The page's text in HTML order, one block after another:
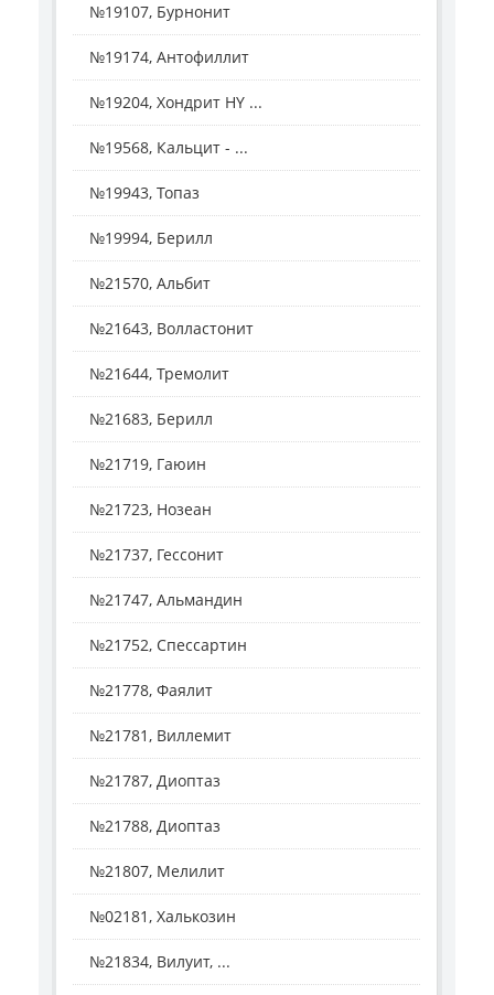
№19107, Бурнонит
№19174, Антофиллит
№19204, Хондрит HY ...
№19568, Кальцит - ...
№19943, Топаз
№19994, Берилл
№21570, Альбит
№21643, Волластонит
№21644, Тремолит
№21683, Берилл
№21719, Гаюин
№21723, Нозеан
№21737, Гессонит
№21747, Альмандин
№21752, Спессартин
№21778, Фаялит
№21781, Виллемит
№21787, Диоптаз
№21788, Диоптаз
№21807, Мелилит
№02181, Халькозин
№21834, Вилуит, ...